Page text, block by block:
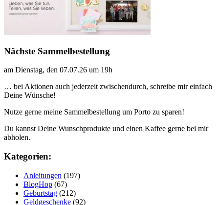
Nächste Sammelbestellung
am Dienstag, den 07.07.26 um 19h
… bei Aktionen auch jederzeit zwischendurch, schreibe mir einfach
Deine Wünsche!
Nutze gerne meine Sammelbestellung um Porto zu sparen!
Du kannst Deine Wunschprodukte und einen Kaffee gerne bei mir
abholen.
Kategorien:
Anleitungen (197)
BlogHop (67)
Geburtstag (212)
Geldgeschenke (92)